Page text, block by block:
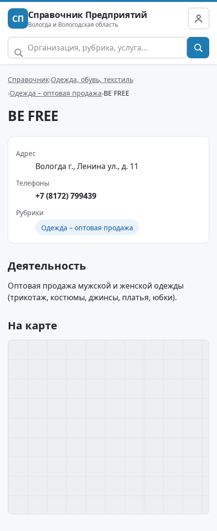
СП Справочник Предприятий
Вологда и Вологодская область
Справочник Одежда, обувь, текстиль
Одежда – оптовая продажа BE FREE
BE FREE
Адрес
Вологда г., Ленина ул., д. 11
Телефоны
+7 (8172) 799439
Рубрики
Одежда – оптовая продажа
Деятельность
Оптовая продажа мужской и женской одежды
(трикотаж, костюмы, джинсы, платья, юбки).
На карте